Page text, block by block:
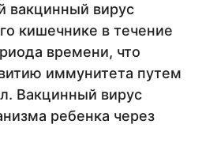
вакцинный вирус
кишечнике в течение
времени, что
иммунитета путем
Вакцинный вирус
ребенка через